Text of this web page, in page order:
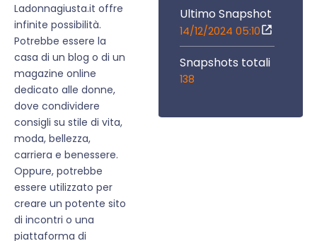
Ladonnagiusta.it offre
infinite possibilità.
Potrebbe essere la
casa di un blog o di un
magazine online
dedicato alle donne,
dove condividere
consigli su stile di vita,
moda, bellezza,
carriera e benessere.
Oppure, potrebbe
essere utilizzato per
creare un potente sito
di incontri o una
piattaforma di
Ultimo Snapshot
14/12/2024 05:10
Snapshots totali
138